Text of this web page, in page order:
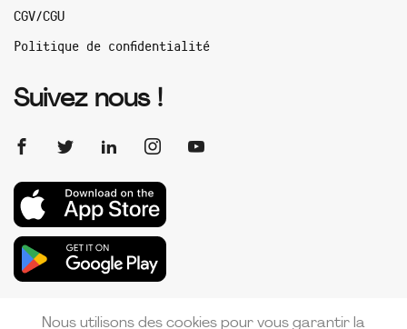
CGV/CGU
Politique de confidentialité
Suivez nous !
Nous utilisons des cookies pour vous garantir la